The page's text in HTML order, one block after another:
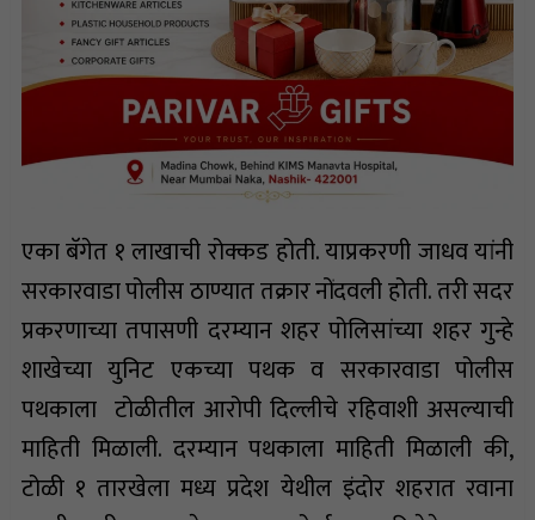
एका बॅगेत १ लाखाची रोक्कड होती. याप्रकरणी जाधव यांनी
सरकारवाडा पोलीस ठाण्यात तक्रार नोंदवली होती. तरी सदर
प्रकरणाच्या तपासणी दरम्यान शहर पोलिसांच्या शहर गुन्हे
शाखेच्या युनिट एकच्या पथक व सरकारवाडा पोलीस
पथकाला टोळीतील आरोपी दिल्लीचे रहिवाशी असल्याची
माहिती मिळाली. दरम्यान पथकाला माहिती मिळाली की,
टोळी १ तारखेला मध्य प्रदेश येथील इंदोर शहरात रवाना